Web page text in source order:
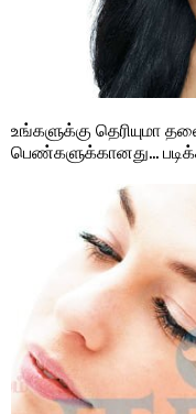
உங்களுக்கு தெரியுமா
பெண்களுக்கானது…